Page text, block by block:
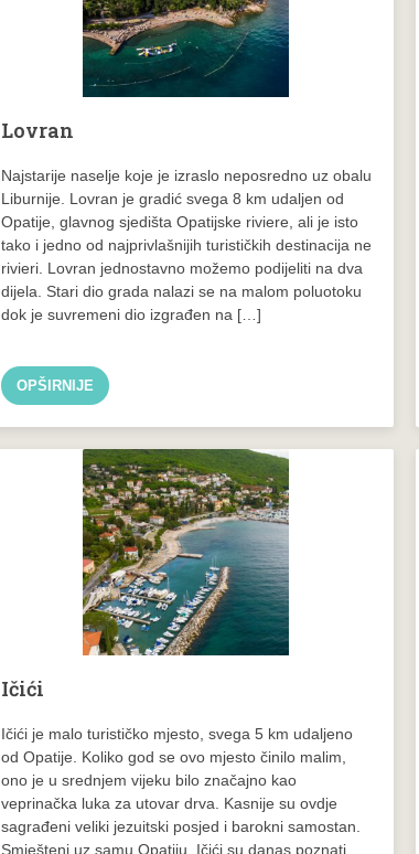
Lovran
Najstarije naselje koje je izraslo neposredno uz obalu
Liburnije. Lovran je gradić svega 8 km udaljen od
Opatije, glavnog sjedišta Opatijske riviere, ali je isto
tako i jedno od najprivlašnijih turističkih destinacija ne
rivieri. Lovran jednostavno možemo podijeliti na dva
dijela. Stari dio grada nalazi se na malom poluotoku
dok je suvremeni dio izgrađen na […]
OPŠIRNIJE
Ičići
Ičići je malo turističko mjesto, svega 5 km udaljeno
od Opatije. Koliko god se ovo mjesto činilo malim,
ono je u srednjem vijeku bilo značajno kao
veprinačka luka za utovar drva. Kasnije su ovdje
sagrađeni veliki jezuitski posjed i barokni samostan.
Smješteni uz samu Opatiju, Ičići su danas poznati